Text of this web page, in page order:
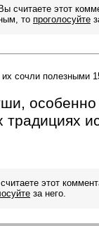
считаете этот
то проголосуйте
сочли полезными
особенно
этот
за него.